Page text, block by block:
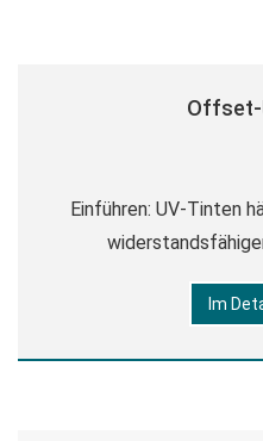
Offset-
Einführen: UV-Tinten
synthetischen
Im